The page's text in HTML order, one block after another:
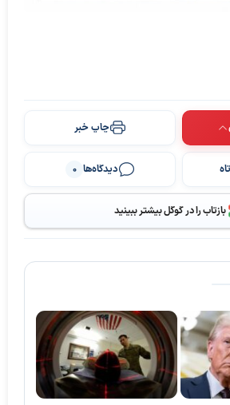
چاپ خبر
دیدگاه‌ها 0
بازتاب را در گوگل بیشتر ببینید